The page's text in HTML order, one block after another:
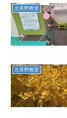
北長野教室
北長野教室